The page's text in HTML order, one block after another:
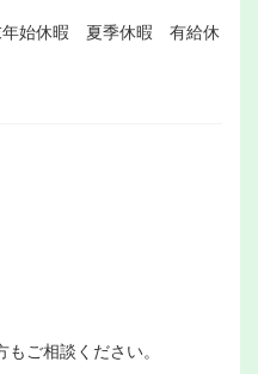
始休暇 夏季休暇 有給休
ご相談ください。